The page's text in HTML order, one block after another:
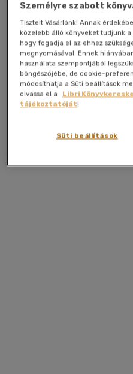
Személyre szabott
Tisztelt Vásárlónk! Annak
közelebb álló könyveket tudjunk
hogy fogadja el az ehhez
megnyomásával. Ennek
használata szempontjából
böngészőjébe, de cookie-
módosíthatja a Süti beállítások
olvassa el a
Libri
tájékoztatóját!
Süti beállítások